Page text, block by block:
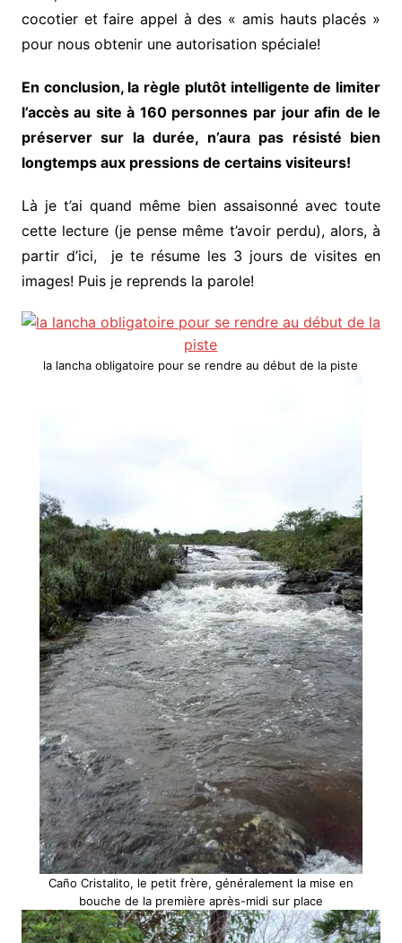
cocotier et faire appel à des « amis hauts placés »
pour nous obtenir une autorisation spéciale!
En conclusion, la règle plutôt intelligente de limiter
l’accès au site à 160 personnes par jour afin de le
préserver sur la durée, n’aura pas résisté bien
longtemps aux pressions de certains visiteurs!
Là je t’ai quand même bien assaisonné avec toute
cette lecture (je pense même t’avoir perdu), alors, à
partir d’ici, je te résume les 3 jours de visites en
images! Puis je reprends la parole!
la lancha obligatoire pour se rendre au début de la piste
Caño Cristalito, le petit frère, généralement la mise en
bouche de la première après-midi sur place